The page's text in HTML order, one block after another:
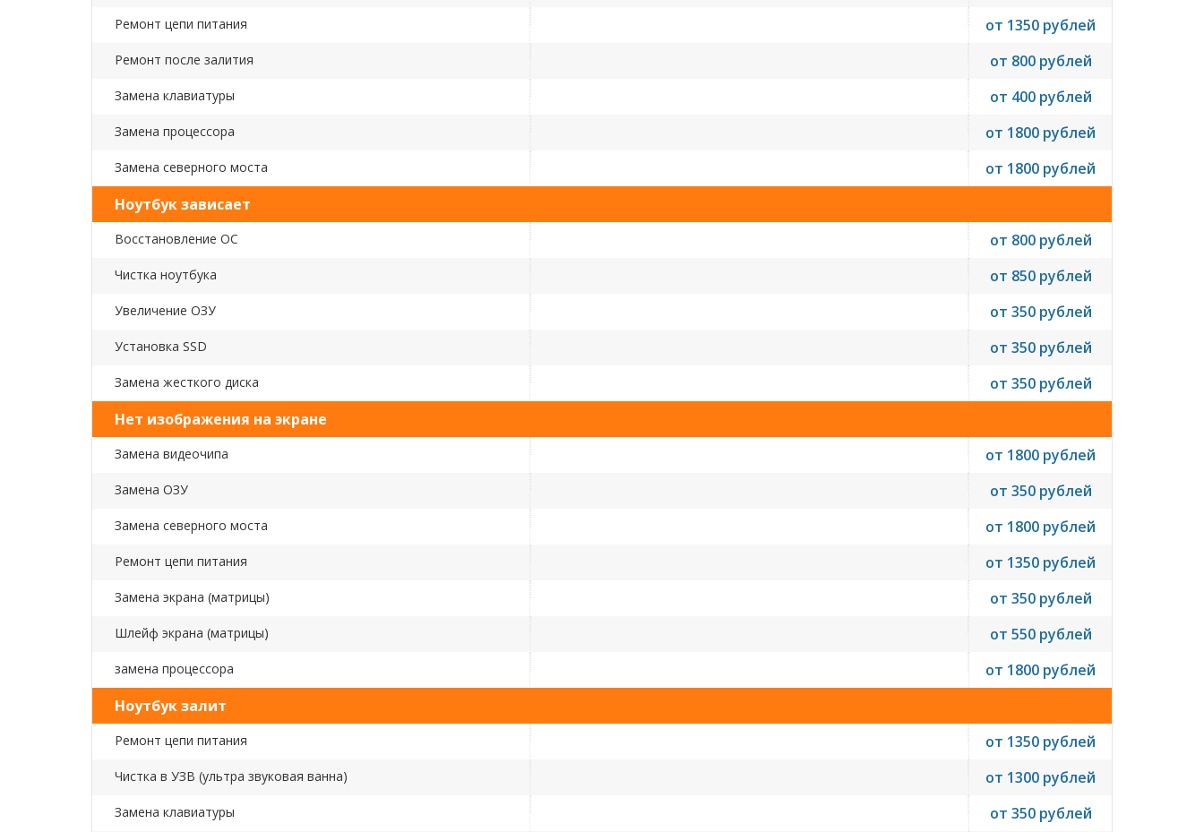
Ремонт цепи питания от 1350 рублей
Ремонт после залития от 800 рублей
Замена клавиатуры от 400 рублей
Замена процессора от 1800 рублей
Замена северного моста
от 1800 рублей
Ноутбук зависает
Восстановление ОС от 800 рублей
Чистка ноутбука от 850 рублей
Увеличение ОЗУ от 350 рублей
Установка SSD от 350 рублей
Замена жесткого диска
от 350 рублей
Нет изображения на экране
Замена видеочипа от 1800 рублей
Замена ОЗУ от 350 рублей
Замена северного моста от 1800 рублей
Ремонт цепи питания от 1350 рублей
Замена экрана (матрицы) от 350 рублей
Шлейф экрана (матрицы) от 550 рублей
замена процессора
от 1800 рублей
Ноутбук залит
Ремонт цепи питания от 1350 рублей
Чистка в УЗВ (ультра звуковая ванна) от 1300 рублей
Замена клавиатуры от 350 рублей